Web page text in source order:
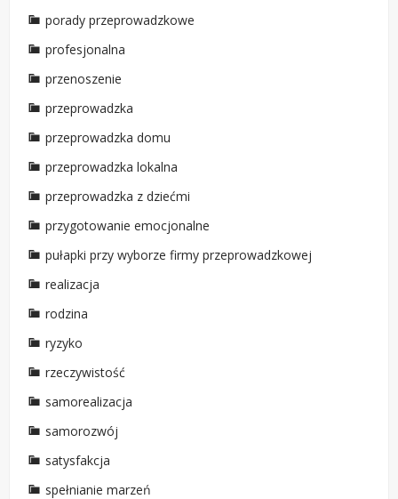
porady przeprowadzkowe
profesjonalna
przenoszenie
przeprowadzka
przeprowadzka domu
przeprowadzka lokalna
przeprowadzka z dziećmi
przygotowanie emocjonalne
pułapki przy wyborze firmy przeprowadzkowej
realizacja
rodzina
ryzyko
rzeczywistość
samorealizacja
samorozwój
satysfakcja
spełnianie marzeń